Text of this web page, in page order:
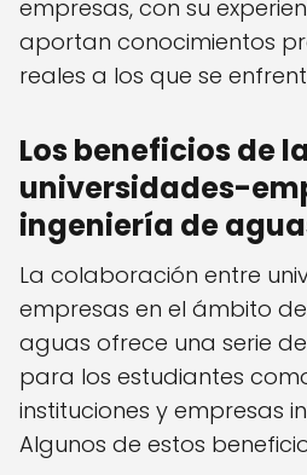
empresas, con su
aportan conocimientos
reales a los que se
Los beneficios de
universidades-
ingeniería de
La colaboración entre
empresas en el ámbito
aguas ofrece una serie
para los estudiantes
instituciones y empresas
Algunos de estos